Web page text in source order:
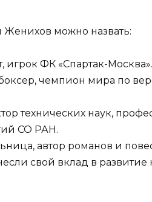
можно назвать:
игрок ФК «Спартак-Москва».
чемпион мира по
технических наук,
СО РАН.
автор романов и
свой вклад в развитие